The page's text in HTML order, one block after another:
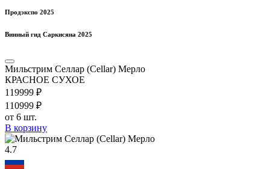
Продэкспо 2025
Винный гид Саркисяна 2025
Мильстрим Селлар (Cellar) Мерло
КРАСНОЕ СУХОЕ
119999 ₽
110999 ₽
от 6 шт.
В корзину
4.7